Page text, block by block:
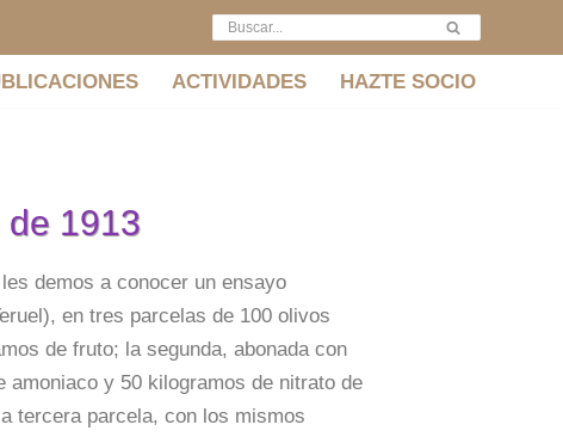
ACTIVIDADES HAZTE SOCIO
de 1913
demos a conocer un ensayo
en tres parcelas de 100 olivos
de fruto; la segunda, abonada con
y 50 kilogramos de nitrato de
tercera parcela, con los mismos